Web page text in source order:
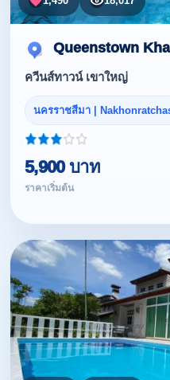
Queenstown
ควีนส์ทาวน์ เขาใหญ่
นครราชสีมา |
5,900 บาท
ราคาเริ่มต้น